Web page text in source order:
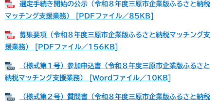
選定手続き開始の公示（令和８年度三原市企業版ふるさと納税
マッチング支援業務） [PDFファイル／85KB]
募集要項（令和８年度三原市企業版ふるさと納税マッチング支
援業務） [PDFファイル／156KB]
（様式第１号）参加申込書（令和８年度三原市企業版ふるさと
納税マッチング支援業務） [Wordファイル／10KB]
（様式第２号）質問書（令和８年度三原市企業版ふるさと納税